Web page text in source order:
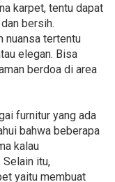
karpet, tentu dapat
bersih.
nuansa tertentu
elegan. Bisa
berdoa di area
furnitur yang ada
bahwa beberapa
kalau
Selain itu,
yaitu membuat